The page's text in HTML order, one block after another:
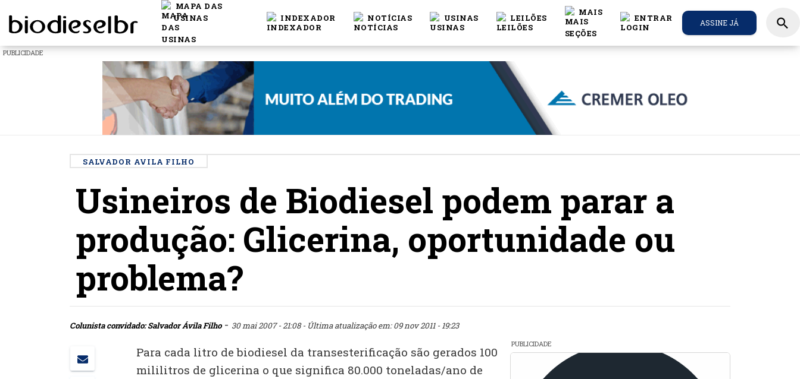
MAPA DAS
USINAS
INDEXADOR NOTÍCIAS USINAS LEILÕES
MAIS
ENTRAR ASSINE JÁ search
PUBLICIDADE
SALVADOR AVILA FILHO
Usineiros de Biodiesel podem parar a
produção: Glicerina, oportunidade ou
problema?
Colunista convidado: Salvador Ávila Filho- 30 mai 2007 - 21:08- Última atualização em: 09 nov 2011 - 19:23
Para cada litro de biodiesel da transesterificação são gerados 100
mililitros de glicerina o que significa 80.000 toneladas/ano de
PUBLICIDADE